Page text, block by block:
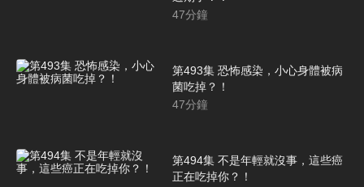
47分鐘
第493集 恐怖感染，小心身體被病
菌吃掉？！
47分鐘
第494集 不是年輕就沒事，這些癌
正在吃掉你？！